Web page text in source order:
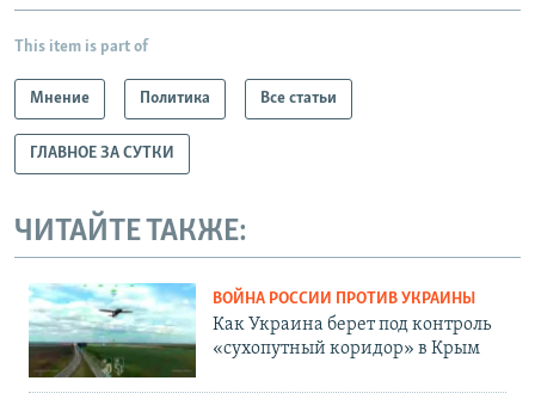
This item is part of
Мнение Политика Все статьи
ГЛАВНОЕ ЗА СУТКИ
ЧИТАЙТЕ ТАКЖЕ:
ВОЙНА РОССИИ ПРОТИВ УКРАИНЫ
Как Украина берет под контроль
«сухопутный коридор» в Крым